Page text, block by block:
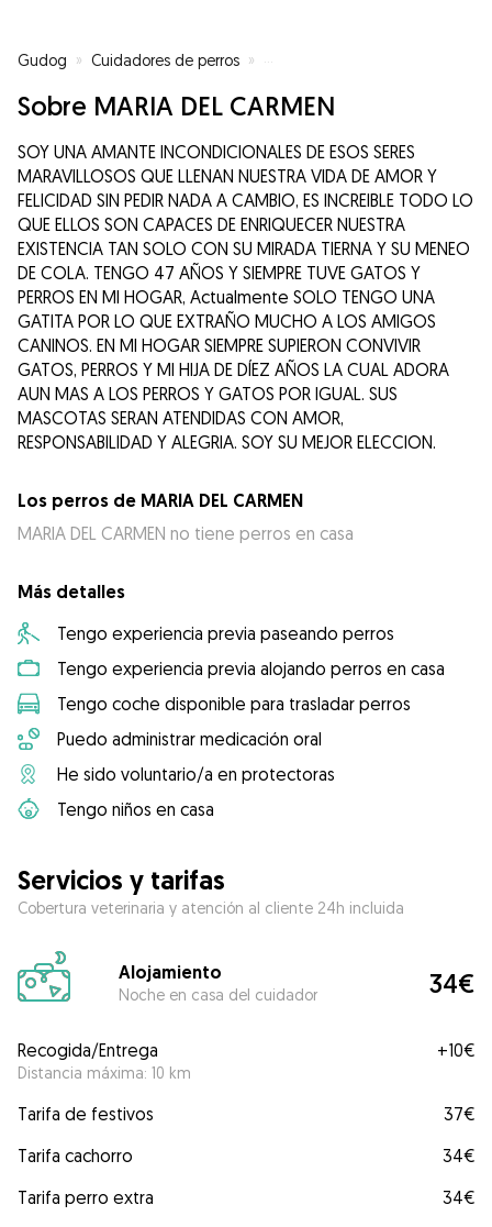
Gudog » Cuidadores de perros » Cuidadores de perros en Arteixo
Sobre MARIA DEL CARMEN
SOY UNA AMANTE INCONDICIONALES DE ESOS SERES
MARAVILLOSOS QUE LLENAN NUESTRA VIDA DE AMOR Y
FELICIDAD SIN PEDIR NADA A CAMBIO, ES INCREIBLE TODO LO
QUE ELLOS SON CAPACES DE ENRIQUECER NUESTRA
EXISTENCIA TAN SOLO CON SU MIRADA TIERNA Y SU MENEO
DE COLA. TENGO 47 AÑOS Y SIEMPRE TUVE GATOS Y
PERROS EN MI HOGAR, Actualmente SOLO TENGO UNA
GATITA POR LO QUE EXTRAÑO MUCHO A LOS AMIGOS
CANINOS. EN MI HOGAR SIEMPRE SUPIERON CONVIVIR
GATOS, PERROS Y MI HIJA DE DÍEZ AÑOS LA CUAL ADORA
AUN MAS A LOS PERROS Y GATOS POR IGUAL. SUS
MASCOTAS SERAN ATENDIDAS CON AMOR,
RESPONSABILIDAD Y ALEGRIA. SOY SU MEJOR ELECCION.
Los perros de MARIA DEL CARMEN
MARIA DEL CARMEN no tiene perros en casa
Más detalles
Tengo experiencia previa paseando perros
Tengo experiencia previa alojando perros en casa
Tengo coche disponible para trasladar perros
Puedo administrar medicación oral
He sido voluntario/a en protectoras
Tengo niños en casa
Servicios y tarifas
Cobertura veterinaria y atención al cliente 24h incluida
Alojamiento
Noche en casa del cuidador 34€
Recogida/Entrega
Distancia máxima: 10 km
+10€
Tarifa de festivos
37€
Tarifa cachorro
34€
Tarifa perro extra
34€